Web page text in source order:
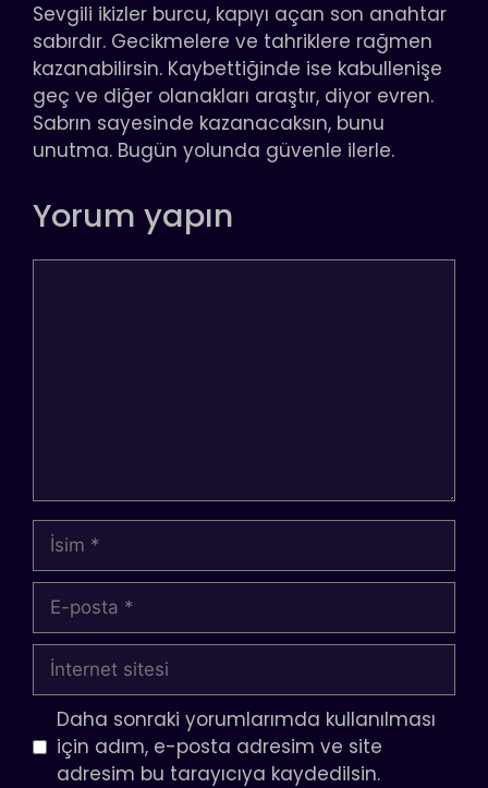
Sevgili ikizler burcu, kapıyı açan son anahtar
sabırdır. Gecikmelere ve tahriklere rağmen
kazanabilirsin. Kaybettiğinde ise kabullenişe
geç ve diğer olanakları araştır, diyor evren.
Sabrın sayesinde kazanacaksın, bunu
unutma. Bugün yolunda güvenle ilerle.
Yorum yapın
İsim
posta
İnternet
sitesi
Daha sonraki yorumlarımda kullanılması
için adım, e-posta adresim ve site
adresim bu tarayıcıya kaydedilsin.